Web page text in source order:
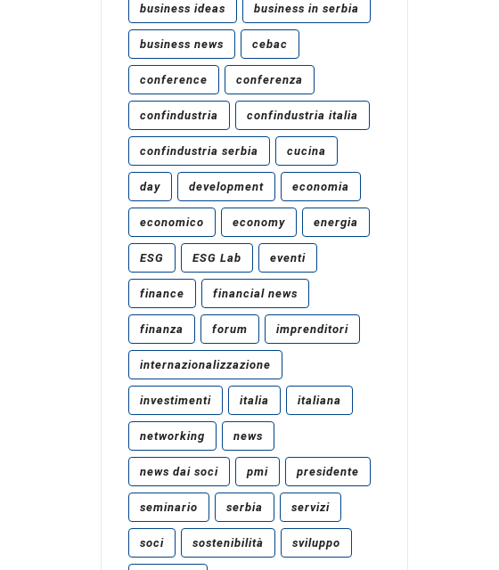
business ideas business in serbia
business news cebac
conference conferenza
confindustria confindustria italia
confindustria serbia cucina
day development economia
economico economy energia
ESG ESG Lab eventi
finance financial news
finanza forum imprenditori
internazionalizzazione
investimenti italia italiana
networking news
news dai soci pmi presidente
seminario serbia servizi
soci sostenibilità sviluppo